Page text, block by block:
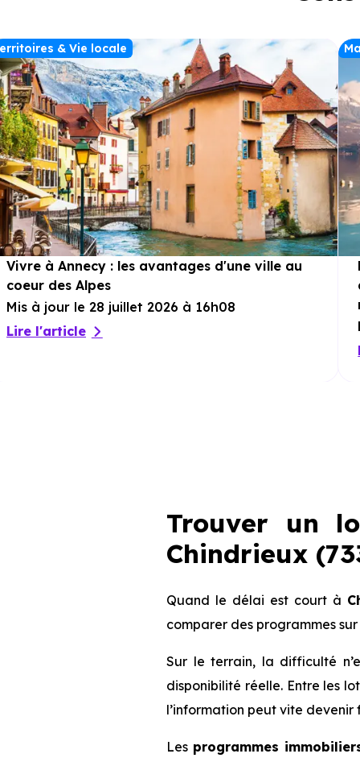
& Vie locale
Vivre à Annecy : les avantages d'une ville au
coeur des Alpes
Mis à jour le 28 juillet 2026 à 16h08
Lire l'article
Trouver un
Chindrieux
Quand le délai est court à
comparer des programmes
Sur le terrain, la difficulté
disponibilité réelle. Entre les
l’information peut vite devenir
Les programmes